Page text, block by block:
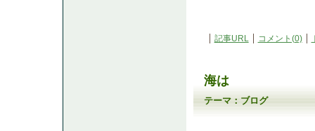
記事URL コメント(0)
海は
テーマ：ブログ